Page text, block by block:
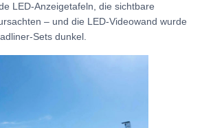
im Freien
LED-Anzeigetafeln, die sichtbare
– und die LED-Videowand wurde
Sets dunkel.